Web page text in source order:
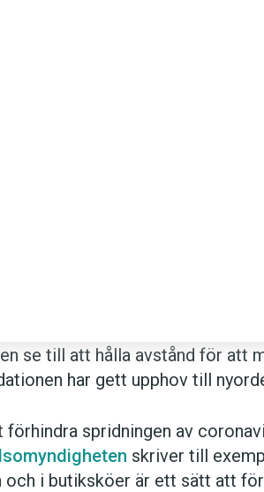
se till att hålla avstånd för att
har gett upphov till
förhindra spridningen av
skriver till
i butiksköer är ett sätt att